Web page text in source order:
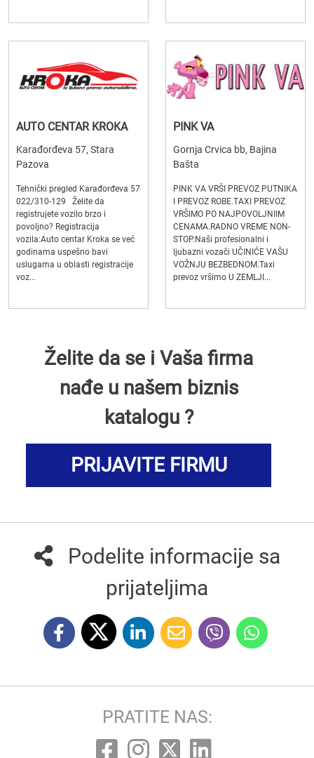
AUTO CENTAR KROKA
Karađorđeva 57, Stara
Pazova
Tehnički pregled Karađorđeva 57
022/310-129 Želite da
registrujete vozilo brzo i
povoljno? Registracija
vozila:Auto centar Kroka se već
godinama uspešno bavi
uslugama u oblasti registracije
voz...
PINK VA
Gornja Crvica bb, Bajina
Bašta
PINK VA VRŠI PREVOZ PUTNIKA
I PREVOZ ROBE.TAXI PREVOZ
VRŠIMO PO NAJPOVOLJNIIM
CENAMA.RADNO VREME NON-
STOP.Naši profesionalni i
ljubazni vozači UČINIĆE VAŠU
VOŽNJU BEZBEDNOM.Taxi
prevoz vršimo U ZEMLJI...
Želite da se i Vaša firma
nađe u našem biznis
katalogu ?
PRIJAVITE FIRMU
Podelite informacije sa
prijateljima
PRATITE NAS: